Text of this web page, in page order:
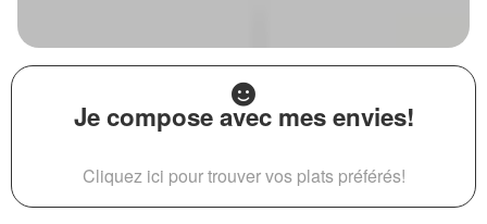
Je compose avec mes envies!
Cliquez ici pour trouver vos plats préférés!